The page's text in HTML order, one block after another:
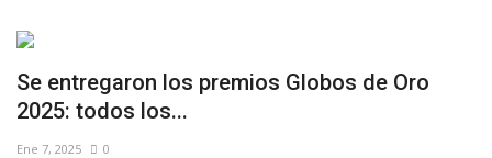
Se entregaron los premios Globos de Oro
2025: todos los...
Ene 7, 2025 0